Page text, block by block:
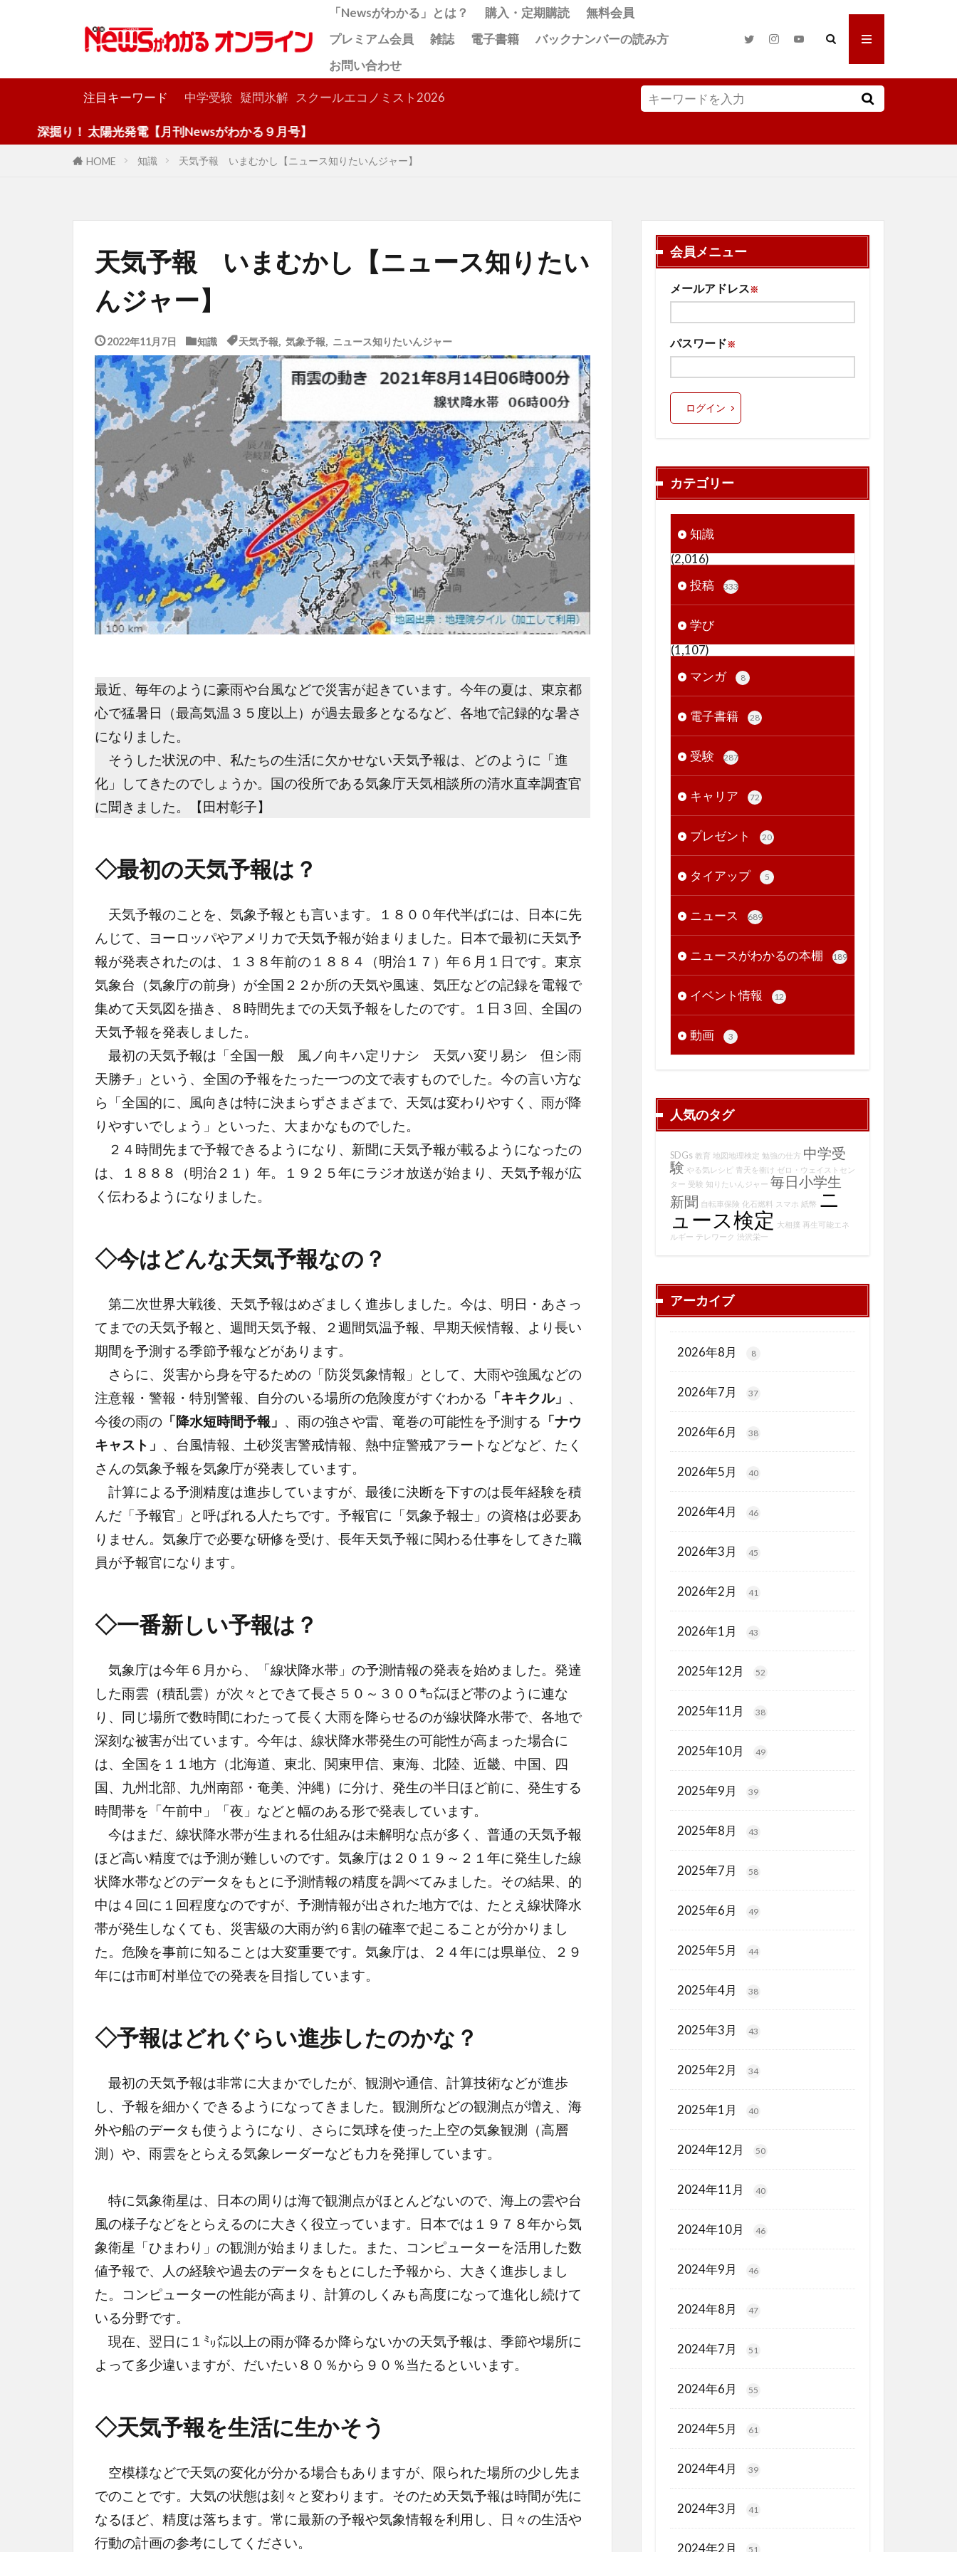
「Newsがわかる」とは？ 購入・定期購読
無料会員
プレミアム会員
雑誌 電子書籍
バックナンバーの読み方
お問い合わせ
注目キーワード 中学受験 疑問氷解 スクールエコノミスト2026
太陽光発電【月刊Newsがわかる９月号】
HOME 知識 天気予報 いまむかし【ニュース知りたいんジャー】
天気予報 いまむかし【ニュース知りたい
んジャー】
2022年11月7日 知識 天気予報 気象予報 ニュース知りたいんジャー
最近、毎年のように豪雨や台風などで災害が起きています。今年の夏は、東京都
心で猛暑日（最高気温３５度以上）が過去最多となるなど、各地で記録的な暑さ
になりました。
そうした状況の中、私たちの生活に欠かせない天気予報は、どのように「進
化」してきたのでしょうか。国の役所である気象庁天気相談所の清水直幸調査官
に聞きました。【田村彰子】
◇最初の天気予報は？
天気予報のことを、気象予報とも言います。１８００年代半ばには、日本に先
んじて、ヨーロッパやアメリカで天気予報が始まりました。日本で最初に天気予
報が発表されたのは、１３８年前の１８８４（明治１７）年６月１日です。東京
気象台（気象庁の前身）が全国２２か所の天気や風速、気圧などの記録を電報で
集めて天気図を描き、８時間先までの天気予報をしたのです。１日３回、全国の
天気予報を発表しました。
最初の天気予報は「全国一般 風ノ向キハ定リナシ 天気ハ変リ易シ 但シ雨
天勝チ」という、全国の予報をたった一つの文で表すものでした。今の言い方な
ら「全国的に、風向きは特に決まらずさまざまで、天気は変わりやすく、雨が降
りやすいでしょう」といった、大まかなものでした。
２４時間先まで予報できるようになり、新聞に天気予報が載るようになったの
は、１８８８（明治２１）年。１９２５年にラジオ放送が始まり、天気予報が広
く伝わるようになりました。
◇今はどんな天気予報なの？
第二次世界大戦後、天気予報はめざましく進歩しました。今は、明日・あさっ
てまでの天気予報と、週間天気予報、２週間気温予報、早期天候情報、より長い
期間を予測する季節予報などがあります。
さらに、災害から身を守るための「防災気象情報」として、大雨や強風などの
注意報・警報・特別警報、自分のいる場所の危険度がすぐわかる 「キキクル」 、
今後の雨の 「降水短時間予報」 、雨の強さや雷、竜巻の可能性を予測する 「ナウ
キャスト」 、台風情報、土砂災害警戒情報、熱中症警戒アラートなどなど、たく
さんの気象予報を気象庁が発表しています。
計算による予測精度は進歩していますが、最後に決断を下すのは長年経験を積
んだ「予報官」と呼ばれる人たちです。予報官に「気象予報士」の資格は必要あ
りません。気象庁で必要な研修を受け、長年天気予報に関わる仕事をしてきた職
員が予報官になります。
◇一番新しい予報は？
気象庁は今年６月から、「線状降水帯」の予測情報の発表を始めました。発達
した雨雲（積乱雲）が次々とできて長さ５０～３００㌔㍍ほど帯のように連な
り、同じ場所で数時間にわたって長く大雨を降らせるのが線状降水帯で、各地で
深刻な被害が出ています。今年は、線状降水帯発生の可能性が高まった場合に
は、全国を１１地方（北海道、東北、関東甲信、東海、北陸、近畿、中国、四
国、九州北部、九州南部・奄美、沖縄）に分け、発生の半日ほど前に、発生する
時間帯を「午前中」「夜」などと幅のある形で発表しています。
今はまだ、線状降水帯が生まれる仕組みは未解明な点が多く、普通の天気予報
ほど高い精度では予測が難しいのです。気象庁は２０１９～２１年に発生した線
状降水帯などのデータをもとに予測情報の精度を調べてみました。その結果、的
中は４回に１回程度なのですが、予測情報が出された地方では、たとえ線状降水
帯が発生しなくても、災害級の大雨が約６割の確率で起こることが分かりまし
た。危険を事前に知ることは大変重要です。気象庁は、２４年には県単位、２９
年には市町村単位での発表を目指しています。
◇予報はどれぐらい進歩したのかな？
最初の天気予報は非常に大まかでしたが、観測や通信、計算技術などが進歩
し、予報を細かくできるようになってきました。観測所などの観測点が増え、海
外や船のデータも使うようになり、さらに気球を使った上空の気象観測（高層
測）や、雨雲をとらえる気象レーダーなども力を発揮しています。
特に気象衛星は、日本の周りは海で観測点がほとんどないので、海上の雲や台
風の様子などをとらえるのに大きく役立っています。日本では１９７８年から気
象衛星「ひまわり」の観測が始まりました。また、コンピューターを活用した数
値予報で、人の経験や過去のデータをもとにした予報から、大きく進歩しまし
た。コンピューターの性能が高まり、計算のしくみも高度になって進化し続けて
いる分野です。
現在、翌日に１㍉㍍以上の雨が降るか降らないかの天気予報は、季節や場所に
よって多少違いますが、だいたい８０％から９０％当たるといいます。
◇天気予報を生活に生かそう
空模様などで天気の変化が分かる場合もありますが、限られた場所の少し先ま
でのことです。大気の状態は刻々と変わります。そのため天気予報は時間が先に
なるほど、精度は落ちます。常に最新の予報や気象情報を利用し、日々の生活や
行動の計画の参考にしてください。
会員メニュー
メールアドレス※
パスワード※
ログイン
カテゴリー
知識
(2,016)
投稿
333
学び
(1,107)
マンガ
8
電子書籍 28
受験 287
キャリア 72
プレゼント 20
タイアップ 5
ニュース 689
ニュースがわかるの本棚 189
イベント情報 12
動画 3
人気のタグ
SDGs 教育 地図地理検定 勉強の仕方 中学受
験 やる気レシピ 青天を衝け ゼロ・ウェイストセン
ター 受験 知りたいんジャー 毎日小学生
新聞 自転車保険 化石燃料 スマホ 紙幣 ニ
ュース検定 大相撲 再生可能エネ
ルギー テレワーク 渋沢栄一
アーカイブ
2026年8月 8
2026年7月 37
2026年6月 38
2026年5月 40
2026年4月 46
2026年3月 45
2026年2月 41
2026年1月 43
2025年12月 52
2025年11月 38
2025年10月 49
2025年9月 39
2025年8月 43
2025年7月 58
2025年6月 49
2025年5月 44
2025年4月 38
2025年3月 43
2025年2月 34
2025年1月 40
2024年12月 50
2024年11月 40
2024年10月 46
2024年9月 46
2024年8月 47
2024年7月 51
2024年6月 55
2024年5月 61
2024年4月 39
2024年3月 41
2024年2月 51
検索